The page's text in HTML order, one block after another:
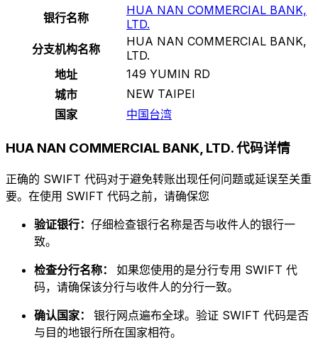
银行名称
HUA NAN COMMERCIAL BANK,
LTD.
分支机构名称
HUA NAN COMMERCIAL BANK,
LTD.
地址
149 YUMIN RD
城市
NEW TAIPEI
国家
中国台湾
HUA NAN COMMERCIAL BANK, LTD. 代码详情
正确的 SWIFT 代码对于避免转账出现任何问题或延误至关重
要。在使用 SWIFT 代码之前，请确保您
验证银行： 仔细检查银行名称是否与收件人的银行一
致。
检查分行名称： 如果您使用的是分行专用 SWIFT 代
码，请确保该分行与收件人的分行一致。
确认国家： 银行网点遍布全球。验证 SWIFT 代码是否
与目的地银行所在国家相符。